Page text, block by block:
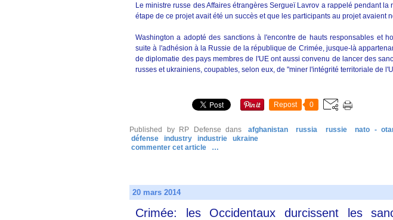
Le ministre russe des Affaires étrangères Sergueï Lavrov a rappelé pendant la
étape de ce projet avait été un succès et que les participants au projet avaient
Washington a adopté des sanctions à l'encontre de hauts responsables et
suite à l'adhésion à la Russie de la république de Crimée, jusque-là
de diplomatie des pays membres de l'UE ont aussi convenu de lancer des
russes et ukrainiens, coupables, selon eux, de "miner l'intégrité territoriale de
Repost 0
Published by RP Defense dans afghanistan russia russie nato -
défense
industry industrie
ukraine
commenter cet article
…
20 mars 2014
Crimée: les Occidentaux durcissent les